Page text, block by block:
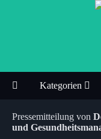
Kategorien
Pressemitteilung von
und